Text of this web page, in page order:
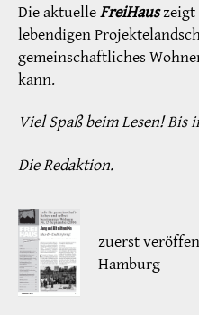
Die aktuelleFreiHauszeigt
lebendigen
gemeinschaftliches
kann.
Viel Spaß beim Lesen! Bis
Die Redaktion.
zuerst
Hamburg